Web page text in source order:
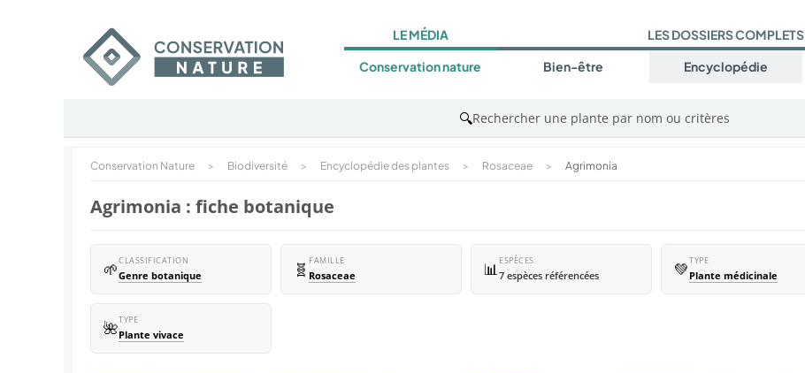
LE MÉDIA
Conservation nature
LES DOSSIERS COMPLETS
Bien-être Encyclopédie
🔍Rechercher une plante par nom ou critères
Conservation Nature > Biodiversité > Encyclopédie des plantes > Rosaceae > Agrimonia
Agrimonia : fiche botanique
🌱CLASSIFICATION
Genre botanique 🧬 FAMILLE
Rosaceae 📊 ESPÈCES
7 espèces référencées 💚TYPE
Plante médicinale
🌺TYPE
Plante vivace